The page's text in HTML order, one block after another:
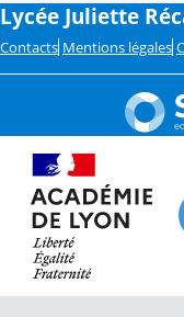
Lycée Juliette
Contacts Mentions légales